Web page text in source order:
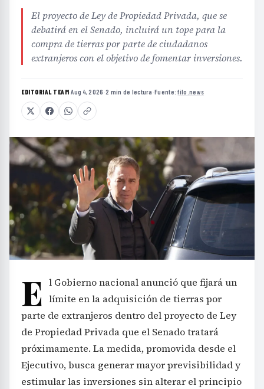
El proyecto de Ley de Propiedad Privada, que se
debatirá en el Senado, incluirá un tope para la
compra de tierras por parte de ciudadanos
extranjeros con el objetivo de fomentar inversiones.
EDITORIAL TEAM·Aug 4, 2026 ·2 min de lectura ·Fuente:filo.news
E l Gobierno nacional anunció que fijará un
límite en la adquisición de tierras por
parte de extranjeros dentro del proyecto de Ley
de Propiedad Privada que el Senado tratará
próximamente. La medida, promovida desde el
Ejecutivo, busca generar mayor previsibilidad y
estimular las inversiones sin alterar el principio